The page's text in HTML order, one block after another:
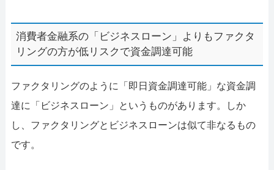
消費者金融系の「ビジネスローン」よりもファクタ
リングの方が低リスクで資金調達可能
ファクタリングのように「即日資金調達可能」な資金調
達に「ビジネスローン」というものがあります。しか
し、ファクタリングとビジネスローンは似て非なるもの
です。